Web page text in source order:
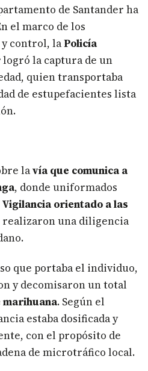
de Santander ha
el marco de los
control, laPolicía
logró la captura de un
quien transportaba
de estupefacientes lista
lavía que comunica a
, donde uniformados
orientado a las
realizaron una diligencia
que portaba el individuo,
y decomisaron un total
marihuana. Según el
estaba dosificada y
con el propósito de
de microtráfico local.